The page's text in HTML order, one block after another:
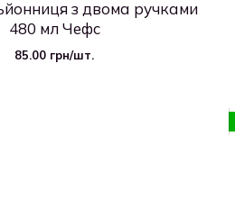
з двома ручками
480 мл Чефс
85.00 грн/шт.